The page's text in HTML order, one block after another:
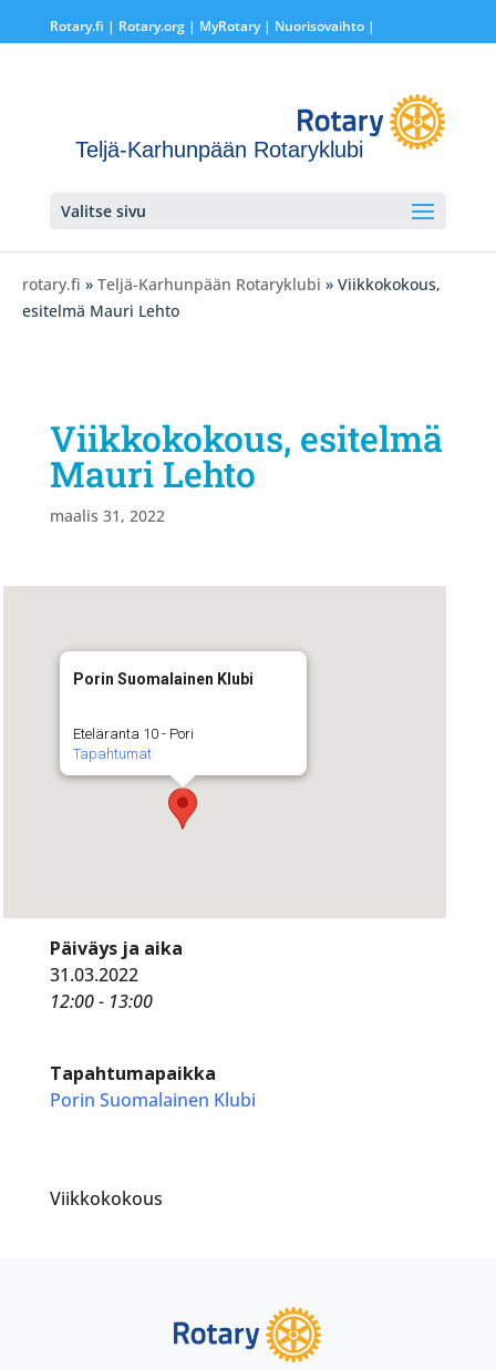
Rotary.fi | Rotary.org| MyRotary | Nuorisovaihto|
Teljä-Karhunpään Rotaryklubi
Valitse sivu
rotary.fi » Teljä-Karhunpään Rotaryklubi » Viikkokokous,
esitelmä Mauri Lehto
Viikkokokous, esitelmä
Mauri Lehto
maalis 31, 2022
Porin Suomalainen Klubi
Eteläranta 10 - Pori
Tapahtumat
Päiväys ja aika
31.03.2022
12:00 - 13:00
Tapahtumapaikka
Porin Suomalainen Klubi
Viikkokokous